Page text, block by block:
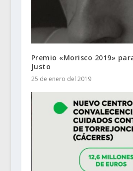
Premio «Morisco 2019»
Justo
25 de enero del 2019